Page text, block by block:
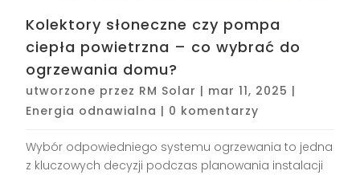
Kolektory słoneczne czy pompa
ciepła powietrzna – co wybrać do
ogrzewania domu?
utworzone przez RM Solar | mar 11, 2025 |
Energia odnawialna | 0 komentarzy
Wybór odpowiedniego systemu ogrzewania to jedna
z kluczowych decyzji podczas planowania instalacji